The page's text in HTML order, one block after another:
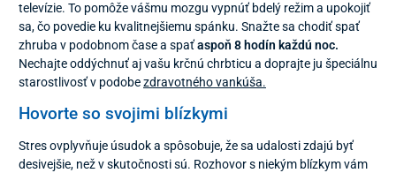
televízie. To pomôže vášmu mozgu vypnúť bdelý režim a upokojiť
sa, čo povedie ku kvalitnejšiemu spánku. Snažte sa chodiť spať
zhruba v podobnom čase a spaťaspoň 8 hodín každú noc.
Nechajte oddýchnuť aj vašu krčnú chrbticu a doprajte ju špeciálnu
starostlivosť v podobezdravotného vankúša.
Hovorte so svojimi blízkymi
Stres ovplyvňuje úsudok a spôsobuje, že sa udalosti zdajú byť
desivejšie, než v skutočnosti sú. Rozhovor s niekým blízkym vám